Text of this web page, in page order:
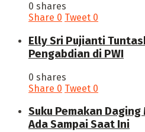
0 shares
Share 0 Tweet 0
Elly Sri Pujianti
Pengabdian di PWI
0 shares
Share 0 Tweet 0
‎Suku Pemakan
Ada Sampai Saat Ini